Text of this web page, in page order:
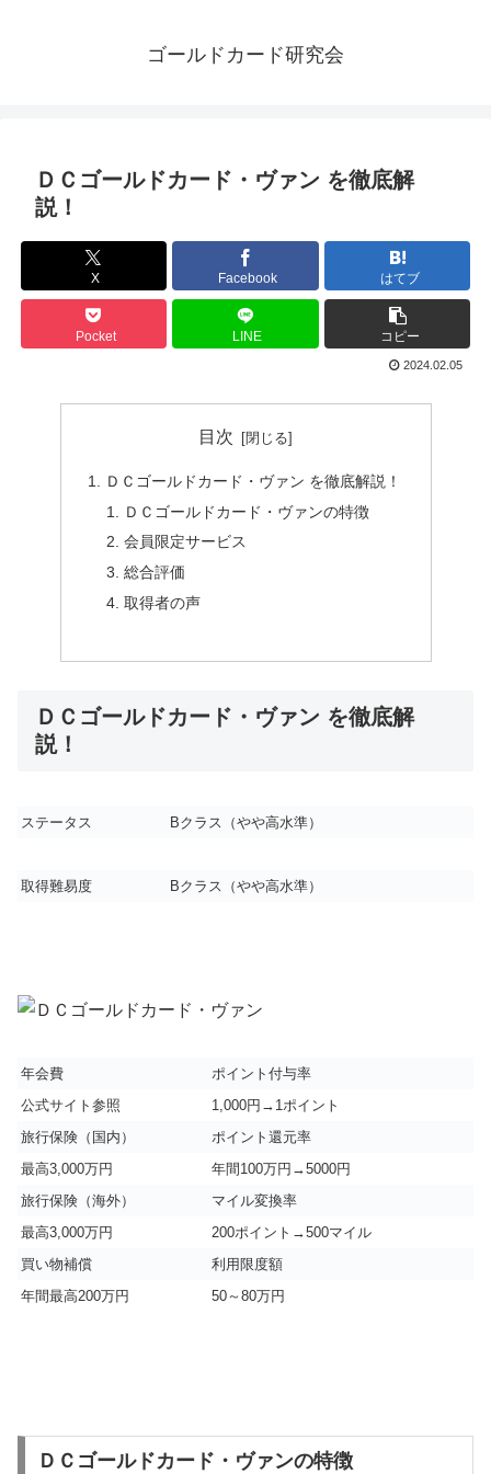
ゴールドカード研究会
ＤＣゴールドカード・ヴァン を徹底解
説！
X Facebook はてブ
Pocket LINE コピー
2024.02.05
目次
ＤＣゴールドカード・ヴァン を徹底解説！
ＤＣゴールドカード・ヴァンの特徴
会員限定サービス
総合評価
取得者の声
ＤＣゴールドカード・ヴァン を徹底解
説！
ステータス Bクラス（やや高水準）
取得難易度 Bクラス（やや高水準）
年会費
ポイント付与率
公式サイト参照
1,000円→1ポイント
旅行保険（国内）
ポイント還元率
最高3,000万円
年間100万円→5000円
旅行保険（海外）
マイル変換率
最高3,000万円
200ポイント→500マイル
買い物補償
利用限度額
年間最高200万円
50～80万円
ＤＣゴールドカード・ヴァンの特徴